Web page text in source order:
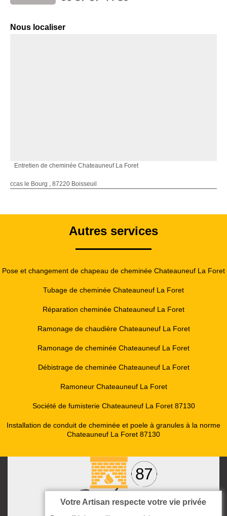
Nous localiser
Entretien de cheminée Chateauneuf La Foret
ccas le Bourg , 87220 Boisseuil
Autres services
Pose et changement de chapeau de cheminée Chateauneuf La Foret
Tubage de cheminée Chateauneuf La Foret
Réparation cheminée Chateauneuf La Foret
Ramonage de chaudière Chateauneuf La Foret
Ramonage de cheminée Chateauneuf La Foret
Débistrage de cheminée Chateauneuf La Foret
Ramoneur Chateauneuf La Foret
Société de fumisterie Chateauneuf La Foret 87130
Installation de conduit de cheminée et poele à granules à la norme
Chateauneuf La Foret 87130
Votre Artisan respecte votre vie privée